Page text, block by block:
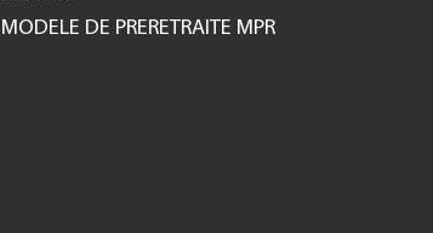
MODELE DE PRERETRAITE MPR